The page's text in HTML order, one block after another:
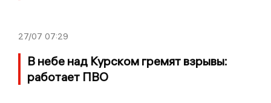
27/07 07:29
В небе над Курском гремят взрывы:
работает ПВО